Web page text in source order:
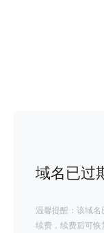
域名已过
温馨提醒：该域名
续费，续费后可恢